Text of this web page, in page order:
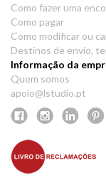
Como fazer uma
Como pagar
Como modificar ou
Destinos de envio,
Informação da
Quem somos
apoio@lstudio.pt